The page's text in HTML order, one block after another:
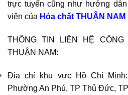
trực tuyến cũng như hướng
viên của Hóa chất THUẬN NAM
THÔNG TIN LIÊN HỆ
THUẬN NAM:
Địa chỉ khu vực Hồ Chí
Phường An Phú, TP Thủ Đức,